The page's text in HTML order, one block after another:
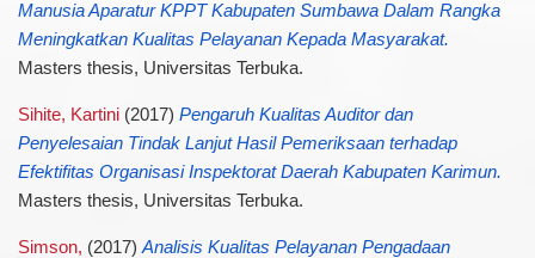
Manusia Aparatur KPPT Kabupaten Sumbawa Dalam Rangka
Meningkatkan Kualitas Pelayanan Kepada Masyarakat.
Masters thesis, Universitas Terbuka.
Sihite, Kartini(2017) Pengaruh Kualitas Auditor dan
Penyelesaian Tindak Lanjut Hasil Pemeriksaan terhadap
Efektifitas Organisasi Inspektorat Daerah Kabupaten Karimun.
Masters thesis, Universitas Terbuka.
Simson, (2017) Analisis Kualitas Pelayanan Pengadaan